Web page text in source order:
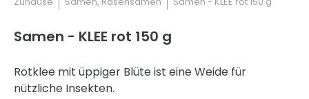
Samen - KLEE rot 150 g
Rotklee mit üppiger Blüte ist eine Weide für
nützliche Insekten.